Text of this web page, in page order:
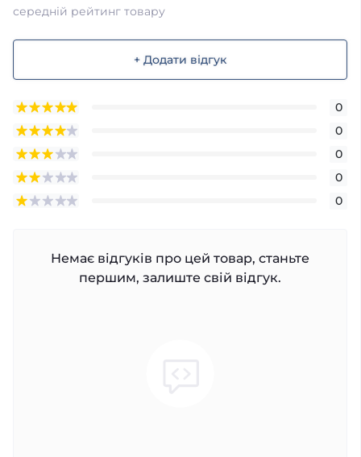
середній рейтинг товару
+ Додати відгук
0
0
0
0
0
Немає відгуків про цей товар, станьте
першим, залиште свій відгук.